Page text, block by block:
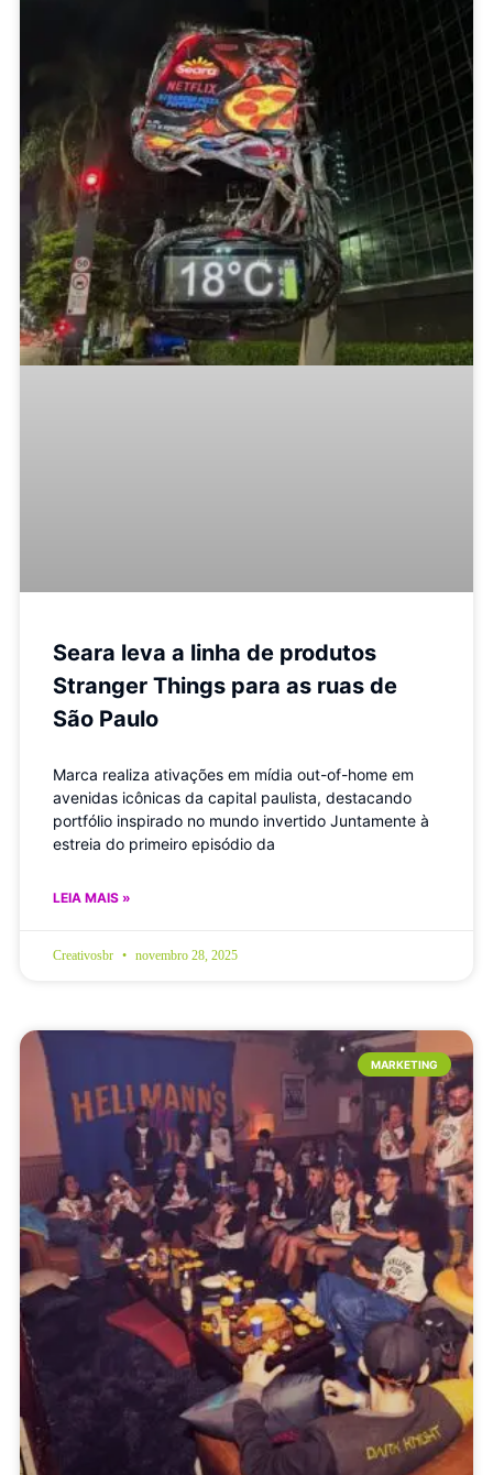
Seara leva a linha de produtos
Stranger Things para as ruas de
São Paulo
Marca realiza ativações em mídia out-of-home em
avenidas icônicas da capital paulista, destacando
portfólio inspirado no mundo invertido Juntamente à
estreia do primeiro episódio da
LEIA MAIS »
Creativosbr novembro 28, 2025
MARKETING